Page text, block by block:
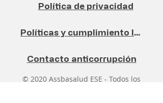
Política de privacidad
Políticas y cumplimiento legal
Contacto anticorrupción
© 2020 Assbasalud ESE - Todos los